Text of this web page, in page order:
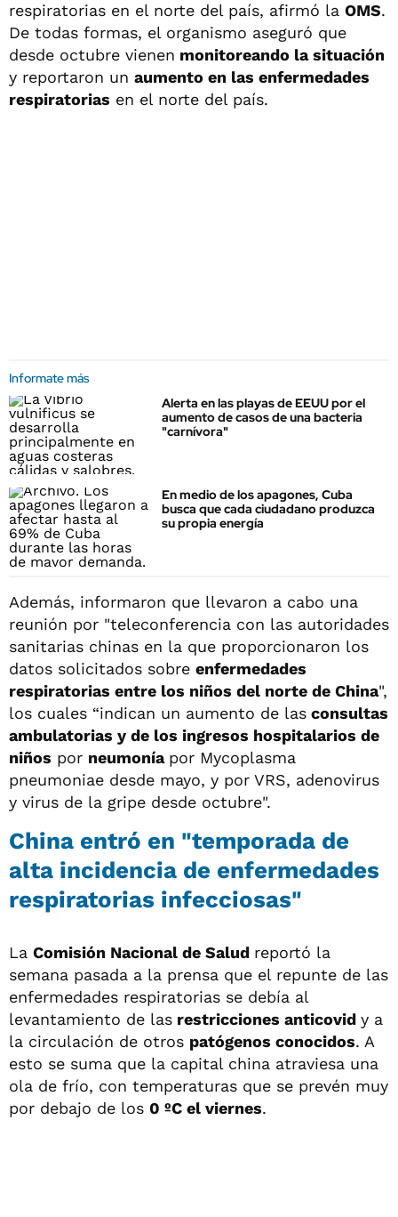
respiratorias en el norte del país, afirmó la OMS.
De todas formas, el organismo aseguró que
desde octubre vienen monitoreando la situación
y reportaron un aumento en las enfermedades
respiratorias en el norte del país.
Informate más
Alerta en las playas de EEUU por el
aumento de casos de una bacteria
"carnívora"
En medio de los apagones, Cuba
busca que cada ciudadano produzca
su propia energía
Además, informaron que llevaron a cabo una
reunión por "teleconferencia con las autoridades
sanitarias chinas en la que proporcionaron los
datos solicitados sobre enfermedades
respiratorias entre los niños del norte de China",
los cuales “indican un aumento de las consultas
ambulatorias y de los ingresos hospitalarios de
niños por neumonía por Mycoplasma
pneumoniae desde mayo, y por VRS, adenovirus
y virus de la gripe desde octubre".
China entró en "temporada de
alta incidencia de enfermedades
respiratorias infecciosas"
La Comisión Nacional de Salud reportó la
semana pasada a la prensa que el repunte de las
enfermedades respiratorias se debía al
levantamiento de las restricciones anticovid y a
la circulación de otros patógenos conocidos. A
esto se suma que la capital china atraviesa una
ola de frío, con temperaturas que se prevén muy
por debajo de los 0 ºC el viernes.